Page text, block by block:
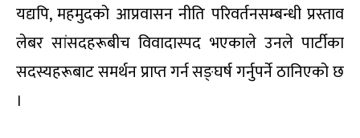
यद्यपि, महमुदको आप्रवासन नीति परिवर्तनसम्बन्धी प्रस्ताव
लेबर सांसदहरूबीच विवादास्पद भएकाले उनले पार्टीका
सदस्यहरूबाट समर्थन प्राप्त गर्न सङ्घर्ष गर्नुपर्ने ठानिएको छ
।